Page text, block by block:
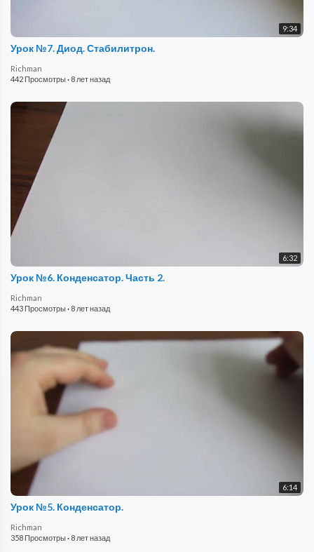
9:34
Урок №7. Диод. Стабилитрон.
Richman
442 Просмотры· 8 лет назад
6:32
Урок №6. Конденсатор. Часть 2.
Richman
443 Просмотры· 8 лет назад
6:14
Урок №5. Конденсатор.
Richman
358 Просмотры· 8 лет назад